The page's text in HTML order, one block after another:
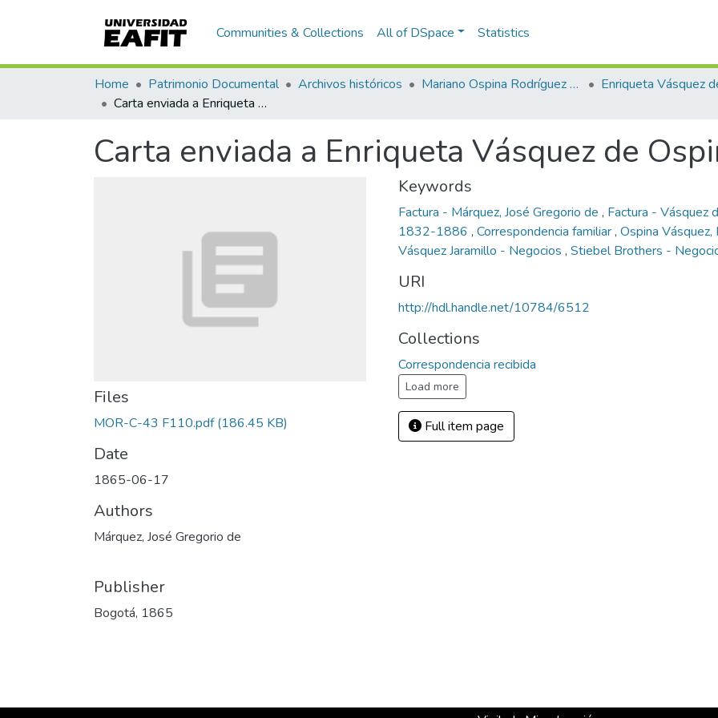
Communities & Collections All of DSpace Statistics
Home Patrimonio Documental Archivos históricos Mariano Ospina Rodríguez (1826 -1912)
Carta enviada a Enriqueta Vásquez de Ospina, Guatemala
Carta enviada a Enriqueta Vásquez de
Files
MOR-C-43 F110.pdf(186.45 KB)
Date
1865-06-17
Authors
Márquez, José Gregorio de
Publisher
Bogotá, 1865
Keywords
Factura - Márquez, José Gregorio de , Factura - Vásquez
1832-1886 , Correspondencia familiar, Ospina Vásquez,
Vásquez Jaramillo - Negocios , Stiebel Brothers -
URI
http://hdl.handle.net/10784/6512
Collections
Correspondencia recibida
Load more
Full item page